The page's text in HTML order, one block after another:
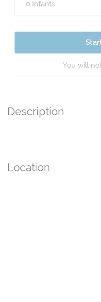
You will
Description
Location